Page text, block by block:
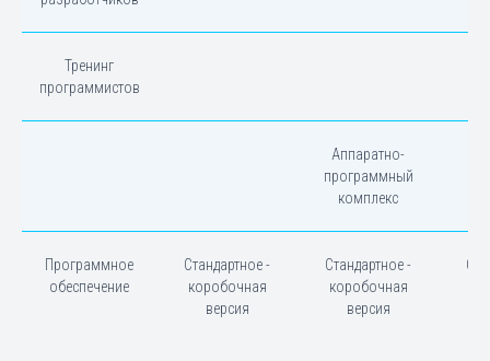
Тренинг
программистов
Аппаратно-
программный
комплекс
Программное
обеспечение
Стандартное -
коробочная
версия
Стандартное -
коробочная
версия